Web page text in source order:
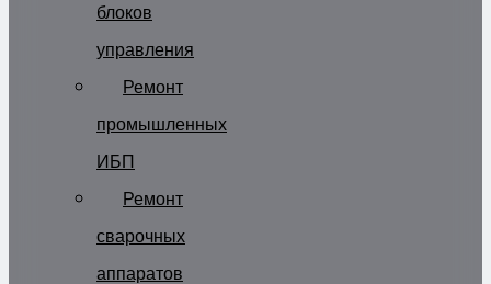
блоков
управления
Ремонт
промышленных
ИБП
Ремонт
сварочных
аппаратов